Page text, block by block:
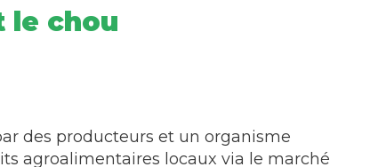
le chou
des producteurs et un organisme
agroalimentaires locaux via le marché